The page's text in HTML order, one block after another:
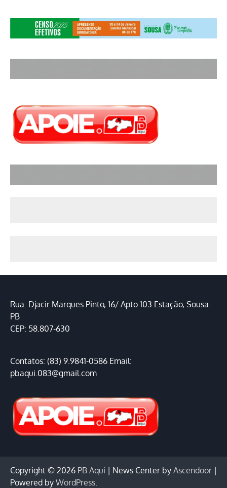
Rua: Djacir Marques Pinto, 16/ Apto 103 Estação, Sousa-
PB
CEP: 58.807-630
Contatos: (83) 9.9841-0586 Email:
pbaqui.083@gmail.com
Copyright © 2026 PB Aqui | News Center by Ascendoor |
Powered by WordPress